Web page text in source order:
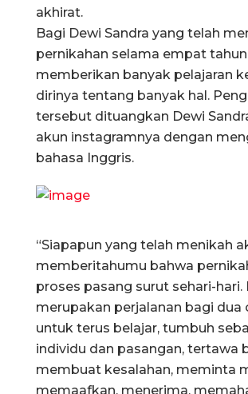
akhirat.
Bagi Dewi Sandra yang telah
pernikahan selama empat tahun
memberikan banyak pelajaran
dirinya tentang banyak hal.
tersebut dituangkan Dewi
akun instagramnya dengan
bahasa Inggris.
“Siapapun yang telah menikah
memberitahumu bahwa
proses pasang surut sehari-hari.
merupakan perjalanan bagi dua
untuk terus belajar, tumbuh
individu dan pasangan, tertawa
membuat kesalahan, meminta
memaafkan, menerima,